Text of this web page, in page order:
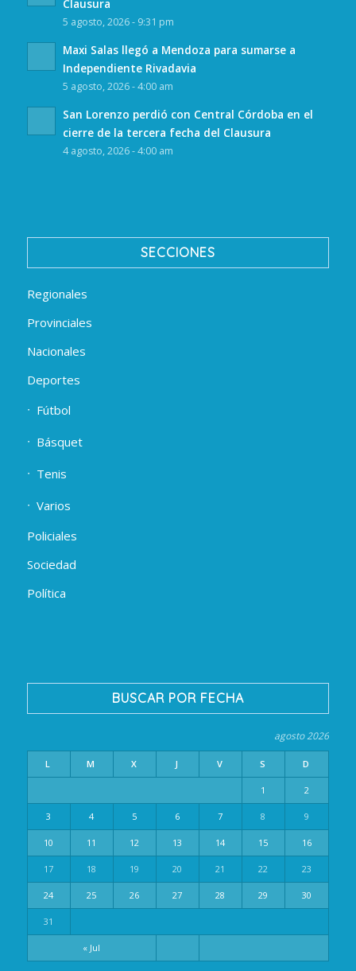
Clausura
5 agosto, 2026 - 9:31 pm
Maxi Salas llegó a Mendoza para sumarse a
Independiente Rivadavia
5 agosto, 2026 - 4:00 am
San Lorenzo perdió con Central Córdoba en el
cierre de la tercera fecha del Clausura
4 agosto, 2026 - 4:00 am
SECCIONES
Regionales
Provinciales
Nacionales
Deportes
Fútbol
Básquet
Tenis
Varios
Policiales
Sociedad
Política
BUSCAR POR FECHA
agosto 2026
L M X J V S D
« Jul
1 2
3 4 5 6 7 8 9
10 11 12 13 14 15 16
17 18 19 20 21 22 23
24 25 26 27 28 29 30
31